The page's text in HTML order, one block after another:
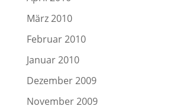
März 2010
Februar 2010
Januar 2010
Dezember 2009
November 2009